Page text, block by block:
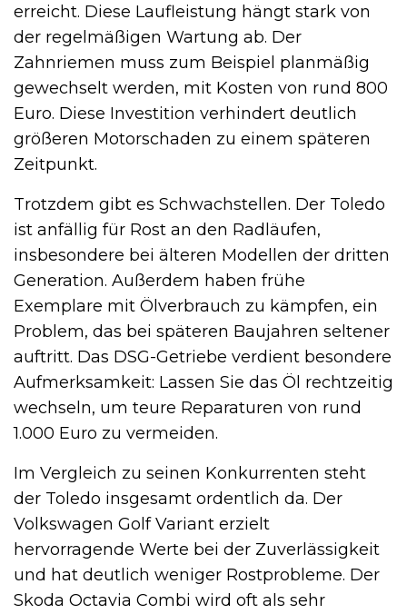
erreicht. Diese Laufleistung hängt stark von
der regelmäßigen Wartung ab. Der
Zahnriemen muss zum Beispiel planmäßig
gewechselt werden, mit Kosten von rund 800
Euro. Diese Investition verhindert deutlich
größeren Motorschaden zu einem späteren
Zeitpunkt.
Trotzdem gibt es Schwachstellen. Der Toledo
ist anfällig für Rost an den Radläufen,
insbesondere bei älteren Modellen der dritten
Generation. Außerdem haben frühe
Exemplare mit Ölverbrauch zu kämpfen, ein
Problem, das bei späteren Baujahren seltener
auftritt. Das DSG-Getriebe verdient besondere
Aufmerksamkeit: Lassen Sie das Öl rechtzeitig
wechseln, um teure Reparaturen von rund
1.000 Euro zu vermeiden.
Im Vergleich zu seinen Konkurrenten steht
der Toledo insgesamt ordentlich da. Der
Volkswagen Golf Variant erzielt
hervorragende Werte bei der Zuverlässigkeit
und hat deutlich weniger Rostprobleme. Der
Skoda Octavia Combi wird oft als sehr